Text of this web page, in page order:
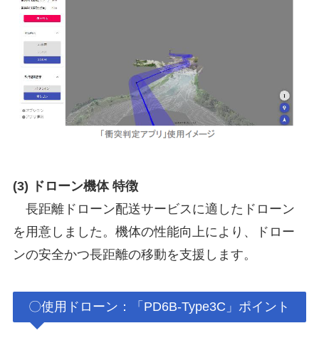
(3) ドローン機体 特徴
長距離ドローン配送サービスに適したドローン
を用意しました。機体の性能向上により、ドロー
ンの安全かつ長距離の移動を支援します。
〇使用ドローン：「PD6B-Type3C」ポイント